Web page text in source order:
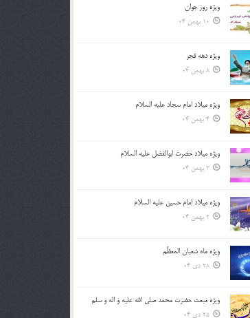
ویژه روز جوان
10 بهمن 04
ویژه دهه فجر
8 بهمن 04
ویژه میلاد امام سجاد علیه السلام
4 بهمن 04
ویژه میلاد حضرت ابوالفضل علیه السلام
3 بهمن 04
ویژه میلاد امام حسین علیه السلام
2 بهمن 04
ویژه ماه شعبان المعظّم
28 دی 04
ویژه مبعث حضرت محمد صلی الله علیه و اله و سلم
25 دی 04